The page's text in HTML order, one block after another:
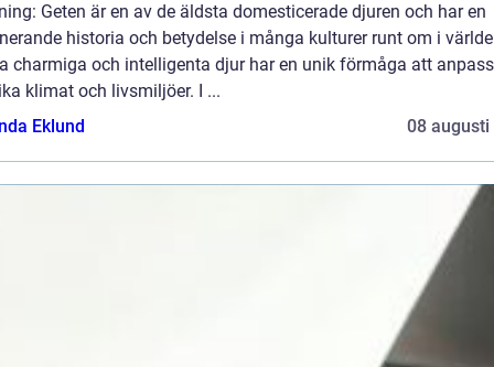
Geten är en av de äldsta domesticerade djuren och har en
historia och betydelse i många kulturer runt om i
charmiga och intelligenta djur har en unik förmåga att
klimat och livsmiljöer. I ...
Eklund
08 augusti